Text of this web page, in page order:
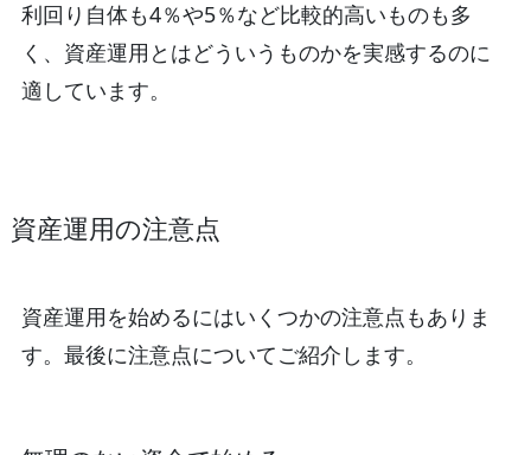
利回り自体も4％や5％など比較的高いものも多
く、資産運用とはどういうものかを実感するのに
適しています。
資産運用の注意点
資産運用を始めるにはいくつかの注意点もありま
す。最後に注意点についてご紹介します。